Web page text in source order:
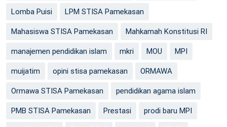
Lomba Puisi LPM STISA Pamekasan
Mahasiswa STISA Pamekasan Mahkamah Konstitusi RI
manajemen pendidikan islam mkri MOU MPI
muijatim opini stisa pamekasan ORMAWA
Ormawa STISA Pamekasan pendidikan agama islam
PMB STISA Pamekasan Prestasi prodi baru MPI